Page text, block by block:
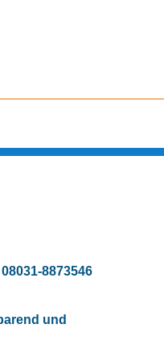
8873546
und